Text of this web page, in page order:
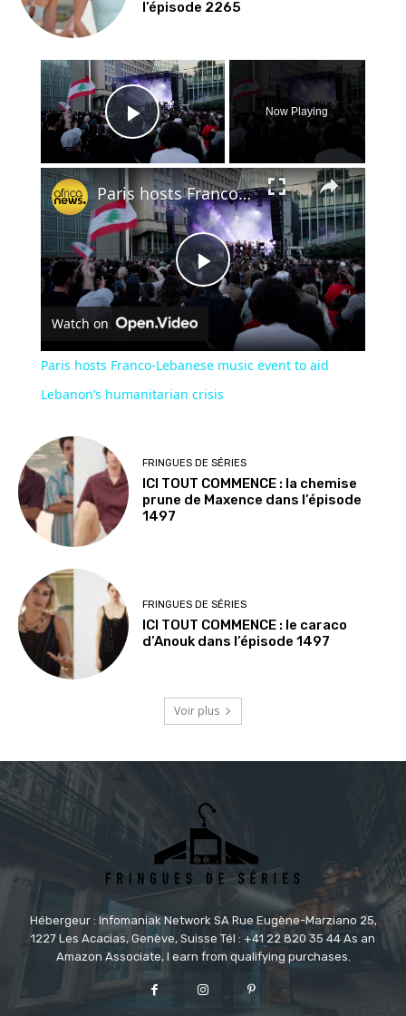
l’épisode 2265
×
Play Video
Now Playing
×
Play
Video
Paris hosts Franco-Lebanese music event to aid Lebanon’s humanitarian crisis
Watch on
Paris hosts Franco-Lebanese music event to aid
Lebanon’s humanitarian crisis
FRINGUES DE SÉRIES
ICI TOUT COMMENCE : la chemise
prune de Maxence dans l’épisode
1497
FRINGUES DE SÉRIES
ICI TOUT COMMENCE : le caraco
d’Anouk dans l’épisode 1497
Voir plus
Hébergeur : Infomaniak Network SA Rue Eugène-Marziano 25,
1227 Les Acacias, Genève, Suisse Tél : +41 22 820 35 44 As an
Amazon Associate, I earn from qualifying purchases.